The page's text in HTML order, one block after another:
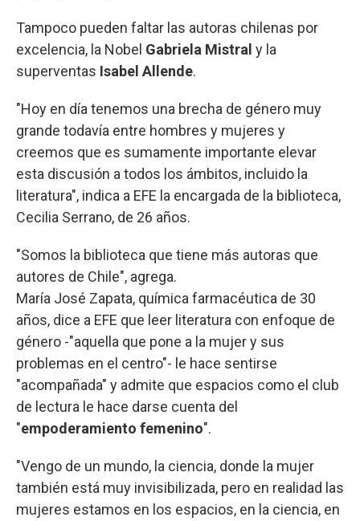
Tampoco pueden faltar las autoras chilenas por
excelencia, la Nobel Gabriela Mistral y la
superventas Isabel Allende.
"Hoy en día tenemos una brecha de género muy
grande todavía entre hombres y mujeres y
creemos que es sumamente importante elevar
esta discusión a todos los ámbitos, incluido la
literatura", indica a EFE la encargada de la biblioteca,
Cecilia Serrano, de 26 años.
"Somos la biblioteca que tiene más autoras que
autores de Chile", agrega.
María José Zapata, química farmacéutica de 30
años, dice a EFE que leer literatura con enfoque de
género -"aquella que pone a la mujer y sus
problemas en el centro"- le hace sentirse
"acompañada" y admite que espacios como el club
de lectura le hace darse cuenta del
"empoderamiento femenino".
"Vengo de un mundo, la ciencia, donde la mujer
también está muy invisibilizada, pero en realidad las
mujeres estamos en los espacios, en la ciencia, en